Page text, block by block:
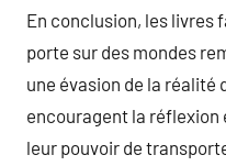
En conclusion, les
porte sur des mondes
une évasion de la réalité
encouragent la réflexion
leur pouvoir de